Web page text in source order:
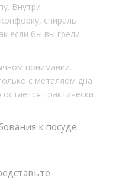
Внутри
спираль
если бы вы грели
понимании.
с металлом дна
практически
к посуде.